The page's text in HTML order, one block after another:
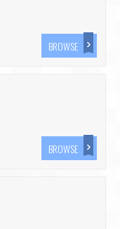
BROWSE
BROWSE